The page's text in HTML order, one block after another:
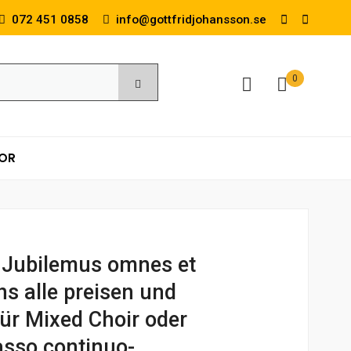
072 451 0858 info@gottfridjohansson.se
0
omnes et
alle preisen und
Mixed Choir oder